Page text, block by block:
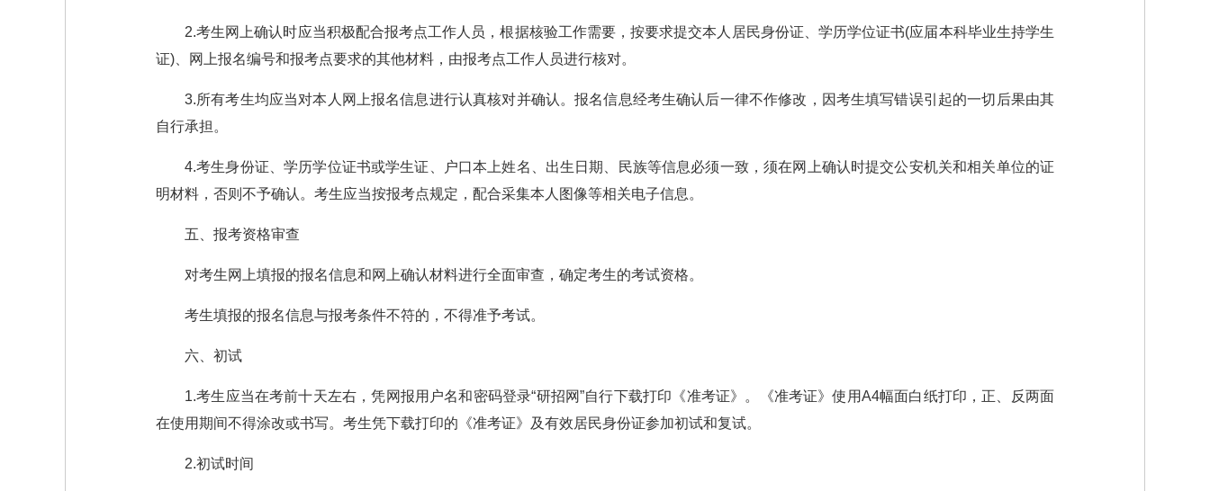
2.考生网上确认时应当积极配合报考点工作人员，根据核验工作需要，按要求提交本人居民身份证、学历学位证书(应届本科毕业生持学生
证)、网上报名编号和报考点要求的其他材料，由报考点工作人员进行核对。
3.所有考生均应当对本人网上报名信息进行认真核对并确认。报名信息经考生确认后一律不作修改，因考生填写错误引起的一切后果由其
自行承担。
4.考生身份证、学历学位证书或学生证、户口本上姓名、出生日期、民族等信息必须一致，须在网上确认时提交公安机关和相关单位的证
明材料，否则不予确认。考生应当按报考点规定，配合采集本人图像等相关电子信息。
五、报考资格审查
对考生网上填报的报名信息和网上确认材料进行全面审查，确定考生的考试资格。
考生填报的报名信息与报考条件不符的，不得准予考试。
六、初试
1.考生应当在考前十天左右，凭网报用户名和密码登录“研招网”自行下载打印《准考证》。《准考证》使用A4幅面白纸打印，正、反两面
在使用期间不得涂改或书写。考生凭下载打印的《准考证》及有效居民身份证参加初试和复试。
2.初试时间